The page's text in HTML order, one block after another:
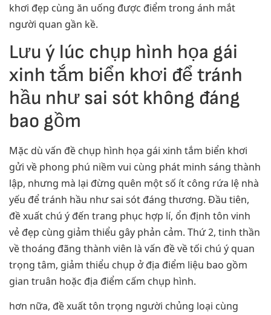
khơi đẹp cùng ăn uống được điểm trong ánh mắt
người quan gần kề.
Lưu ý lúc chụp hình họa gái
xinh tắm biển khơi để tránh
hầu như sai sót không đáng
bao gồm
Mặc dù vấn đề chụp hình họa gái xinh tắm biển khơi
gửi về phong phú niềm vui cùng phát minh sáng thành
lập, nhưng mà lại đừng quên một số ít công rứa lệ nhà
yếu để tránh hầu như sai sót đáng thương. Đầu tiên,
đề xuất chú ý đến trang phục hợp lí, ổn định tôn vinh
vẻ đẹp cùng giảm thiểu gây phản cảm. Thứ 2, tinh thần
về thoáng đãng thành viên là vấn đề về tối chú ý quan
trọng tâm, giảm thiểu chụp ở địa điểm liệu bao gồm
gian truân hoặc địa điểm cấm chụp hình.
hơn nữa, đề xuất tôn trọng người chủng loại cùng